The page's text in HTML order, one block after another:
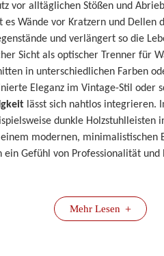
vor alltäglichen Stößen und
es Wände vor Kratzern und Dellen
und verlängert so die
Sicht als optischer Trenner für
in unterschiedlichen Farben
Eleganz im Vintage-Stil oder
lässt sich nahtlos integrieren.
dunkle
modernen, minimalistischen
ein Gefühl von Professionalität
Mehr Lesen +